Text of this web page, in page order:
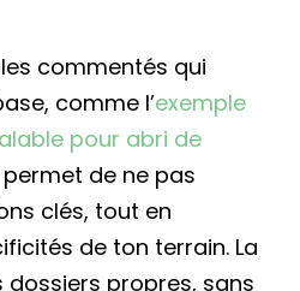
commentés qui
comme l’exemple
pour abri de
permet de ne pas
clés, tout en
de ton terrain. La
propres, sans